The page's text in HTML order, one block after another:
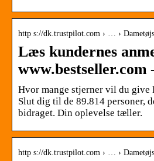
http s://dk.trustpilot.com › … ›
Læs kundernes
Hvor mange stjerner vil du give
Slut dig til de 89.814 personer,
bidraget. Din oplevelse tæller.
http s://dk.trustpilot.com › … ›